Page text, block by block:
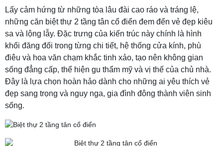
Lấy cảm hứng từ những tòa lâu đài cao ráo và tráng lệ,
những căn biệt thự 2 tầng tân cổ điển đem đến vẻ đẹp kiêu
sa và lộng lẫy. Đặc trưng của kiến trúc này chính là hình
khối đăng đối trong từng chi tiết, hệ thống cửa kính, phù
điêu và hoa văn chạm khắc tinh xảo, tạo nên không gian
sống đẳng cấp, thể hiện gu thẩm mỹ và vị thế của chủ nhà.
Đây là lựa chọn hoàn hảo dành cho những ai yêu thích vẻ
đẹp sang trọng và nguy nga, gia đình đông thành viên sinh
sống.